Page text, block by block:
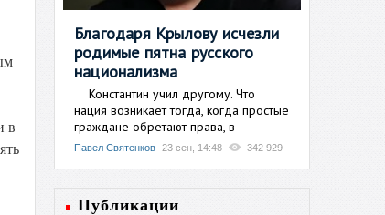
в
Благодаря Крылову исчезли
родимые пятна русского
национализма
Константин учил другому. Что
нация возникает тогда, когда простые
граждане обретают права, в
Павел Святенков 23 сен, 14:48 342 929
Публикации